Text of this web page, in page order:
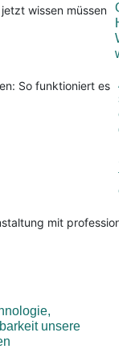
es
unsere